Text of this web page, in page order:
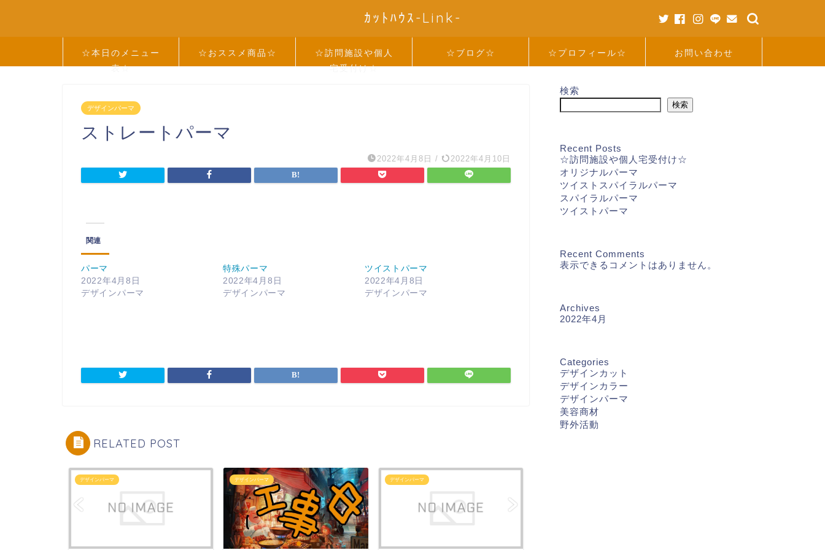
ｶｯﾄﾊｳｽ-Link-
☆本日のメニュー
表☆
☆おススメ商品☆
☆訪問施設や個人
宅受付け☆
☆ブログ☆ ☆プロフィール☆ お問い合わせ
デザインパーマ
ストレートパーマ
2022年4月8日 / 2022年4月10日
関連
パーマ
2022年4月8日
デザインパーマ
特殊パーマ
2022年4月8日
デザインパーマ
ツイストパーマ
2022年4月8日
デザインパーマ
RELATED POST
デザインパーマ デザインパーマ デザインパーマ
検索
検索
Recent Posts
☆訪問施設や個人宅受付け☆
オリジナルパーマ
ツイストスパイラルパーマ
スパイラルパーマ
ツイストパーマ
Recent Comments
表示できるコメントはありません。
Archives
2022年4月
Categories
デザインカット
デザインカラー
デザインパーマ
美容商材
野外活動